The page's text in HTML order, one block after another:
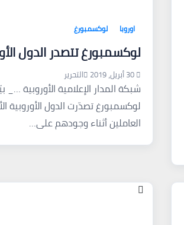
اوروبا لوكسمبورغ
لوكسمبورغ تتصدر الدول
30 أبريل، 2019 التحرير
شبكة المدار الإعلامية الأوروبية …_
لوكسمبورغ تصدّرت الدول الأوروبية
العاملين أثناء وجودهم على…